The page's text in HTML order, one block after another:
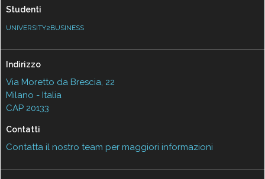
Studenti
UNIVERSITY2BUSINESS
Indirizzo
Via Moretto da Brescia, 22
Milano - Italia
CAP 20133
Contatti
Contatta il nostro team per maggiori informazioni